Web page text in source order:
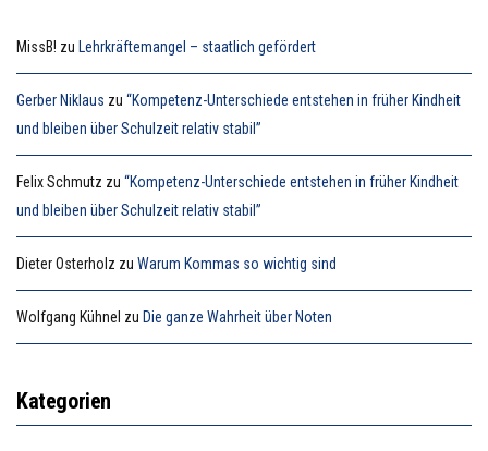
MissB! zu Lehrkräftemangel – staatlich gefördert
Gerber Niklaus zu “Kompetenz-Unterschiede entstehen in früher Kindheit
und bleiben über Schulzeit relativ stabil”
Felix Schmutz zu “Kompetenz-Unterschiede entstehen in früher Kindheit
und bleiben über Schulzeit relativ stabil”
Dieter Osterholz zu Warum Kommas so wichtig sind
Wolfgang Kühnel zu Die ganze Wahrheit über Noten
Kategorien